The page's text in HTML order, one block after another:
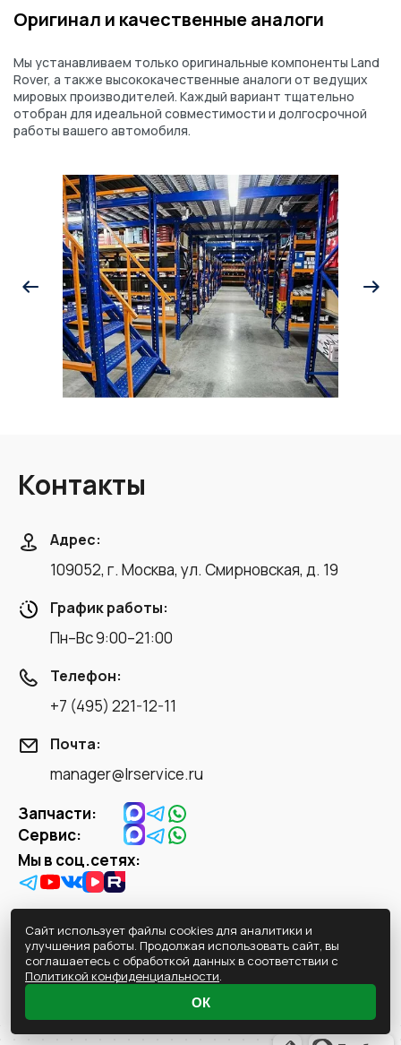
Оригинал и качественные аналоги
Мы устанавливаем только оригинальные компоненты Land
Rover, а также высококачественные аналоги от ведущих
мировых производителей. Каждый вариант тщательно
отобран для идеальной совместимости и долгосрочной
работы вашего автомобиля.
Контакты
Адрес:
109052, г. Москва, ул. Смирновская, д. 19
График работы:
Пн–Вс 9:00–21:00
Телефон:
+7 (495) 221-12-11
Почта:
manager@lrservice.ru
Запчасти:
Сервис:
Мы в соц.сетях:
Записаться на
обслуживание
Сайт использует файлы cookies для аналитики и
улучшения работы. Продолжая использовать сайт, вы
соглашаетесь с обработкой данных в соответствии с
Политикой конфиденциальности.
ОК